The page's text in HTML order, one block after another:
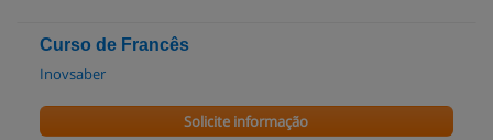
Curso de Francês
Inovsaber
Solicite informação